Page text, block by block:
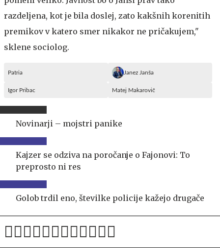
razdeljena, kot je bila doslej, zato kakšnih korenitih
premikov v katero smer nikakor ne pričakujem,"
sklene sociolog.
Patria Janez Janša
Igor Pribac Matej Makarovič
Novinarji – mojstri panike
Kajzer se odziva na poročanje o Fajonovi: To
preprosto ni res
Golob trdil eno, številke policije kažejo drugače